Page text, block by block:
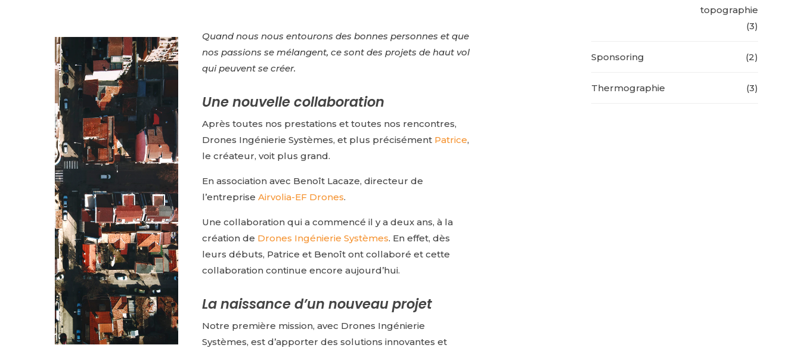
Quand nous nous entourons des bonnes personnes et que
nos passions se mélangent, ce sont des projets de haut vol
qui peuvent se créer.
Une nouvelle collaboration
Après toutes nos prestations et toutes nos rencontres,
Drones Ingénierie Systèmes, et plus précisément Patrice,
le créateur, voit plus grand.
En association avec Benoît Lacaze, directeur de
l’entreprise Airvolia-EF Drones.
Une collaboration qui a commencé il y a deux ans, à la
création de Drones Ingénierie Systèmes. En effet, dès
leurs débuts, Patrice et Benoît ont collaboré et cette
collaboration continue encore aujourd’hui.
La naissance d’un nouveau projet
Notre première mission, avec Drones Ingénierie
Systèmes, est d’apporter des solutions innovantes et
topographie
(3)
Sponsoring (2)
Thermographie (3)